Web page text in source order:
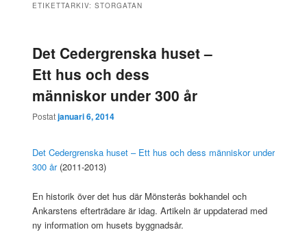
ETIKETTARKIV: STORGATAN
Det Cedergrenska huset –
Ett hus och dess
människor under 300 år
Postatjanuari 6, 2014
Det Cedergrenska huset – Ett hus och dess människor under
300 år(2011-2013)
En historik över det hus där Mönsterås bokhandel och
Ankarstens efterträdare är idag. Artikeln är uppdaterad med
ny information om husets byggnadsår.